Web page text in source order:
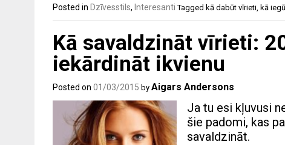
Posted in Dzīvesstils, Interesanti Tagged kā dabūt vīrieti kā
Kā savaldzināt vīrieti:
iekārdināt ikvienu
Posted on 01/03/2015 by Aigars Andersons
Ja tu esi kļuvusi
šie padomi, kas
savaldzināt.